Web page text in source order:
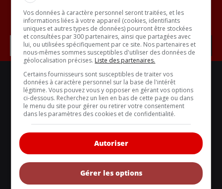
Inscrivez vous à l'infolettre.
LIENS UTILES
ACTUALITÉS
BANCS D'ESSAIS
VOITURES NEUVES
VOITURES ÉCOLOS
COIN-CONSEIL
Vos données à caractère personnel seront traitées, et les
informations liées à votre appareil (cookies, identifiants
uniques et autres types de données) pourront être stockées
et consultées par 300 partenaires, ainsi que partagées avec
lui, ou utilisées spécifiquement par ce site. Nos partenaires et
nous-mêmes sommes susceptibles d'utiliser des données de
géolocalisation précises. Liste des partenaires.
Certains fournisseurs sont susceptibles de traiter vos
données à caractère personnel sur la base de l'intérêt
légitime. Vous pouvez vous y opposer en gérant vos options
ci-dessous. Recherchez un lien en bas de cette page ou dans
le menu du site pour gérer ou retirer votre consentement
dans les paramètres des cookies et de confidentialité.
Autoriser
Gérer les options